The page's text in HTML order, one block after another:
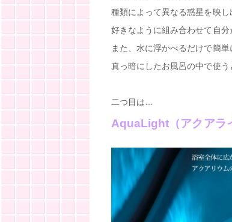
種類によって異なる惑星を映し
好きなように組み合わせて自分
また、水に浮かべるだけで簡
真っ暗にしたお風呂の中で使
二つ目は…
AquaLight（アクアラ